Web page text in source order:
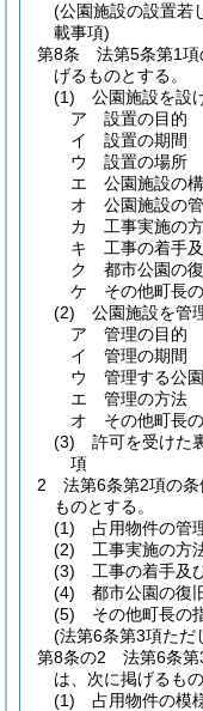
(公園施設の設置若
載事項)
第8条
法第5条第1項
げるものとする。
(1)
公園施設を設
ア
設置の目的
イ
設置の期間
ウ
設置の場所
エ
公園施設の
オ
公園施設の
カ
工事実施の
キ
工事の着手
ク
都市公園の
ケ
その他町長
(2)
公園施設を管
ア
管理の目的
イ
管理の期間
ウ
管理する公
エ
管理の方法
オ
その他町長
(3)
許可を受けた
項
2
法第6条第2項の条
ものとする。
(1)
占用物件の管
(2)
工事実施の方
(3)
工事の着手及
(4)
都市公園の復
(5)
その他町長の
(法第6条第3項ただ
第8条の2
法第6条
は、次に掲げるもの
(1)
占用物件の模